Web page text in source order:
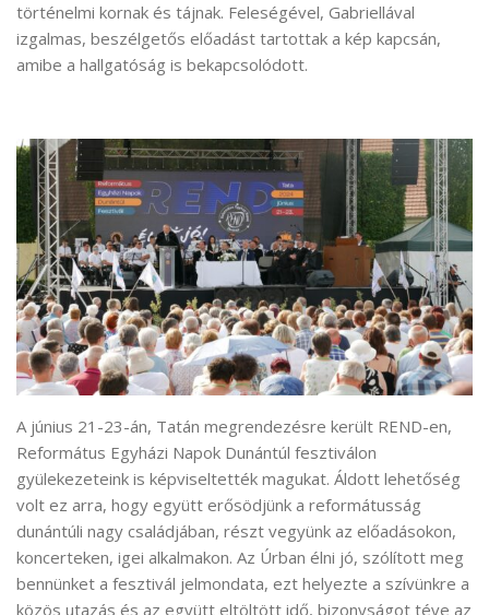
történelmi kornak és tájnak. Feleségével, Gabriellával
izgalmas, beszélgetős előadást tartottak a kép kapcsán,
amibe a hallgatóság is bekapcsolódott.
A június 21-23-án, Tatán megrendezésre került REND-en,
Református Egyházi Napok Dunántúl fesztiválon
gyülekezeteink is képviseltették magukat. Áldott lehetőség
volt ez arra, hogy együtt erősödjünk a reformátusság
dunántúli nagy családjában, részt vegyünk az előadásokon,
koncerteken, igei alkalmakon. Az Úrban élni jó, szólított meg
bennünket a fesztivál jelmondata, ezt helyezte a szívünkre a
közös utazás és az együtt eltöltött idő, bizonyságot téve az